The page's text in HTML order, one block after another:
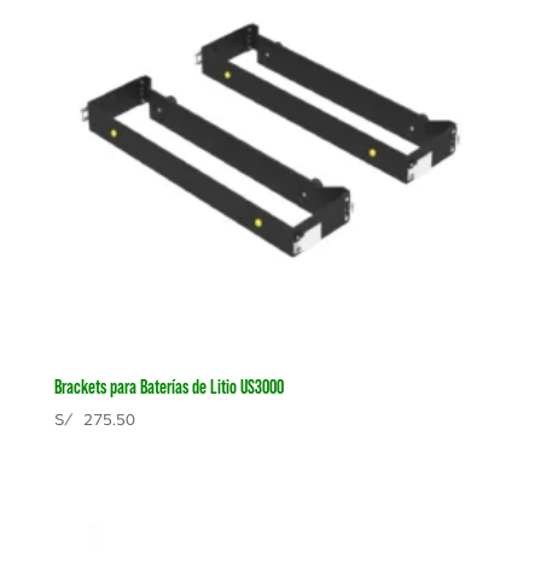
Brackets para Baterías de Litio US3000
S/275.50